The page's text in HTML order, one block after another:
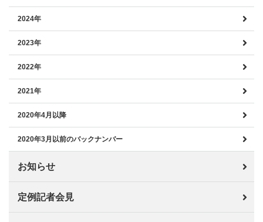
2024年
2023年
2022年
2021年
2020年4月以降
2020年3月以前のバックナンバー
お知らせ
定例記者会見